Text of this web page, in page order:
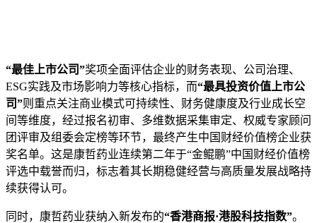
“最佳上市公司”奖项全面评估企业的财务表现、公司治理、
ESG实践及市场影响力等核心指标，而“最具投资价值上市公
司”则重点关注商业模式可持续性、财务健康度及行业成长空
间等维度，经过报名初审、多维数据采集审定、权威专家顾问
团评审及组委会定榜等环节，最终产生中国财经价值榜企业获
奖名单。这是康哲药业连续第二年于“金鲲鹏”中国财经价值榜
评选中载誉而归，标志着其长期稳健经营与高质量发展战略持
续获得认可。
同时，康哲药业获纳入新发布的“香港商报·港股科技指数”。